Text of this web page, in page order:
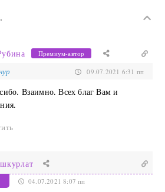
Премиум-автор
09.07.2021 6:31 пп
Взаимно. Всех благ Вам и
04.07.2021 8:07 пп